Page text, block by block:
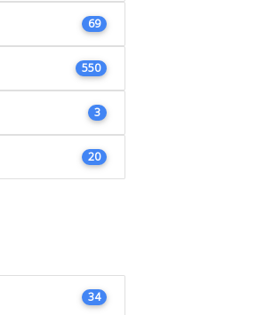
69
550
3
20
34